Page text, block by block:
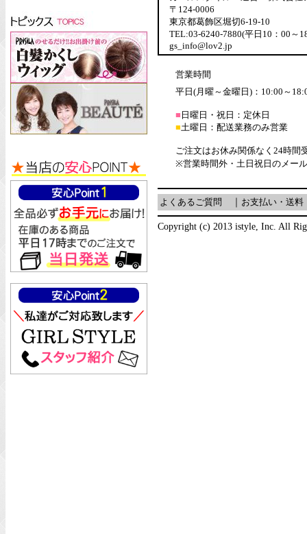
〒124-0006
東京都葛飾区堀切6-19-10
TEL:03-6240-7880(平日10：00～
gs_info@lov2.jp
営業時間
平日(月曜～金曜日)：10:00～
■ 日曜日・祝日：定休日
■土曜日：配送業務のみ営業
ご注文はお休み関係なく24時間
※営業時間外・土日祝日のメー
よくあるご質問 お支払い・送料
Copyright (c) 2013 istyle, Inc. All